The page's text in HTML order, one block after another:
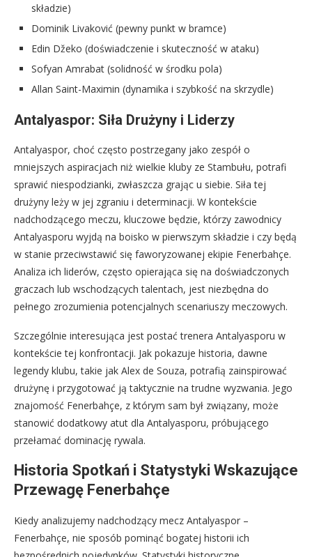
składzie)
Dominik Livaković (pewny punkt w bramce)
Edin Džeko (doświadczenie i skuteczność w ataku)
Sofyan Amrabat (solidność w środku pola)
Allan Saint-Maximin (dynamika i szybkość na skrzydle)
Antalyaspor: Siła Drużyny i Liderzy
Antalyaspor, choć często postrzegany jako zespół o
mniejszych aspiracjach niż wielkie kluby ze Stambułu, potrafi
sprawić niespodzianki, zwłaszcza grając u siebie. Siła tej
drużyny leży w jej zgraniu i determinacji. W kontekście
nadchodzącego meczu, kluczowe będzie, którzy zawodnicy
Antalyasporu wyjdą na boisko w pierwszym składzie i czy będą
w stanie przeciwstawić się faworyzowanej ekipie Fenerbahçe.
Analiza ich liderów, często opierająca się na doświadczonych
graczach lub wschodzących talentach, jest niezbędna do
pełnego zrozumienia potencjalnych scenariuszy meczowych.
Szczególnie interesująca jest postać trenera Antalyasporu w
kontekście tej konfrontacji. Jak pokazuje historia, dawne
legendy klubu, takie jak Alex de Souza, potrafią zainspirować
drużynę i przygotować ją taktycznie na trudne wyzwania. Jego
znajomość Fenerbahçe, z którym sam był związany, może
stanowić dodatkowy atut dla Antalyasporu, próbującego
przełamać dominację rywala.
Historia Spotkań i Statystyki Wskazujące
Przewagę Fenerbahçe
Kiedy analizujemy nadchodzący mecz Antalyaspor –
Fenerbahçe, nie sposób pominąć bogatej historii ich